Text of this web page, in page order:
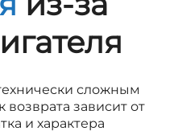
сложным
зависит от
и характера